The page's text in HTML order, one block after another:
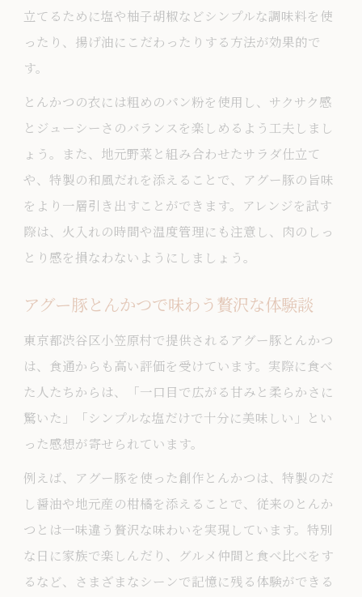
立てるために塩や柚子胡椒などシンプルな調味料を使
ったり、揚げ油にこだわったりする方法が効果的で
す。
とんかつの衣には粗めのパン粉を使用し、サクサク感
とジューシーさのバランスを楽しめるよう工夫しまし
ょう。また、地元野菜と組み合わせたサラダ仕立て
や、特製の和風だれを添えることで、アグー豚の旨味
をより一層引き出すことができます。アレンジを試す
際は、火入れの時間や温度管理にも注意し、肉のしっ
とり感を損なわないようにしましょう。
アグー豚とんかつで味わう贅沢な体験談
東京都渋谷区小笠原村で提供されるアグー豚とんかつ
は、食通からも高い評価を受けています。実際に食べ
た人たちからは、「一口目で広がる甘みと柔らかさに
驚いた」「シンプルな塩だけで十分に美味しい」とい
った感想が寄せられています。
例えば、アグー豚を使った創作とんかつは、特製のだ
し醤油や地元産の柑橘を添えることで、従来のとんか
つとは一味違う贅沢な味わいを実現しています。特別
な日に家族で楽しんだり、グルメ仲間と食べ比べをす
るなど、さまざまなシーンで記憶に残る体験ができる